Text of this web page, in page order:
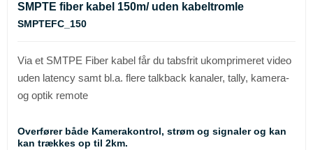
SMPTE fiber kabel 150m/ uden kabeltromle
SMPTEFC_150
Via et SMTPE Fiber kabel får du tabsfrit ukomprimeret video
uden latency samt bl.a. flere talkback kanaler, tally, kamera-
og optik remote
Overfører både Kamerakontrol, strøm og signaler og kan
kan trækkes op til 2km.